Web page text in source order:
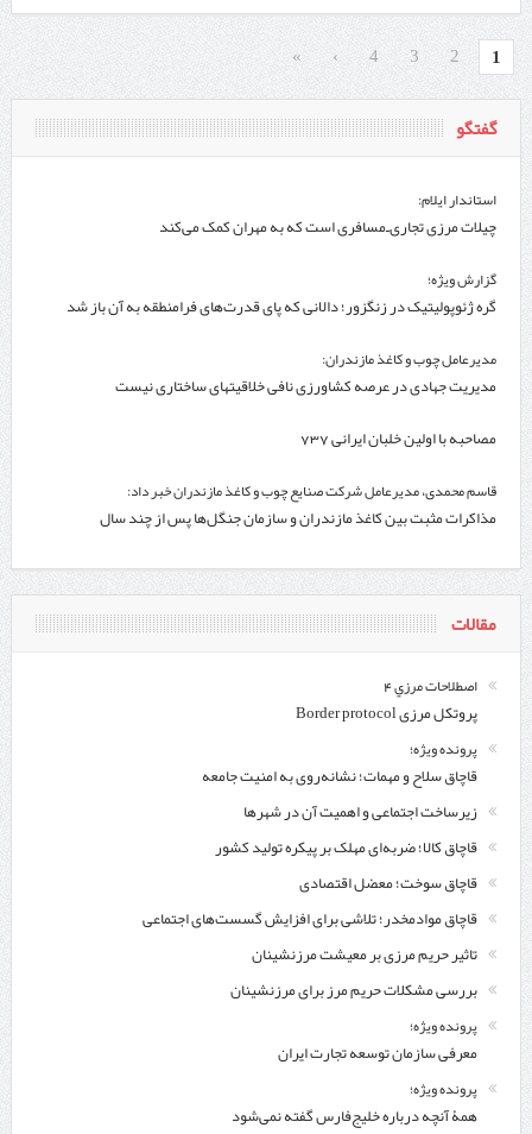
1
2
3
4
›
»
گفتگو
استاندار ایلام:
چیلات مرزی تجاری‌ـ‌مسافری است که به مهران کمک می‌کند
گزارش ویژه؛
گره ژئوپولیتیک در زنگزور؛ دالانی که پای قدرت‌های فرامنطقه به آن باز شد
مدیرعامل چوب و کاغذ مازندران:
مدیریت جهادی در عرصه کشاورزی نافی خلاقیتهای ساختاری نیست
مصاحبه با اولین خلبان ایرانی 737
قاسم محمدی، مدیرعامل شرکت صنایع چوب و کاغذ مازندران خبر داد:
مذاکرات مثبت بین کاغذ مازندران و سازمان جنگل‌ها پس از چند سال
مقالات
اصطلاحات مرزي 4
پروتکل مرزی Border protocol
پرونده ویژه؛
قاچاق سلاح و مهمات؛ نشانه‌روی به امنیت جامعه
زیرساخت اجتماعی و اهمیت آن در شهرها
قاچاق کالا؛ ضربه‌ای مهلک بر پیکره تولید کشور
قاچاق سوخت؛ معضل اقتصادی
قاچاق موادمخدر؛ تلاشی برای افزایش گسست‌های اجتماعی
تاثیر حریم مرزی بر معیشت مرزنشینان
بررسی مشکلات حریم مرز برای مرزنشینان
پرونده ویژه؛
معرفی سازمان توسعه تجارت ایران
پرونده ویژه؛
همۀ آنچه درباره خلیج‌‌فارس گفته نمی‌شود